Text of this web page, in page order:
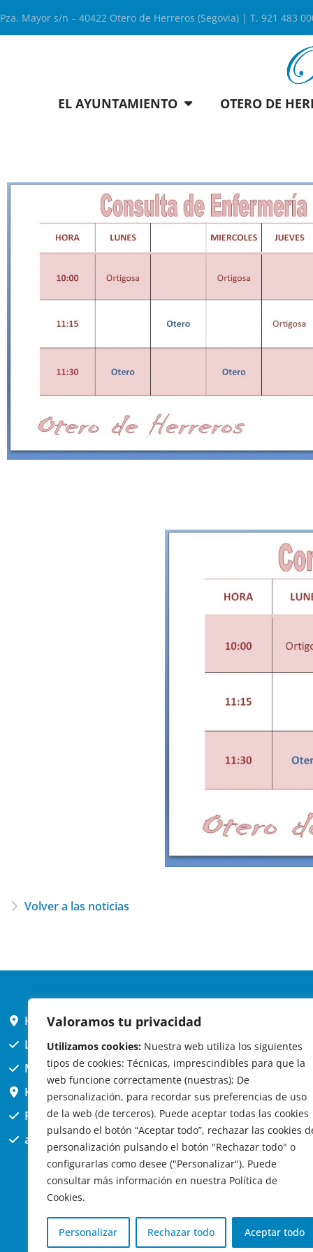
Valoramos tu privacidad
Utilizamos cookies: Nuestra web utiliza los siguientes
tipos de cookies: Técnicas, imprescindibles para que la
web funcione correctamente (nuestras); De
personalización, para recordar sus preferencias de uso
de la web (de terceros). Puede aceptar todas las cookies
pulsando el botón “Aceptar todo”, rechazar las cookies
personalización pulsando el botón "Rechazar todo" o
configurarlas como desee ("Personalizar"). Puede
consultar más información en nuestra Política de
Cookies.
Personalizar Rechazar todo Aceptar todo
Pza. Mayor s/n – 40422 Otero de Herreros (Segovia) | T. 921 483
EL AYUNTAMIENTO OTERO DE
Volver a las noticias
HORARIO AYUNTAMIENTO
L,X,J,V 9 a 14h
MARTES cerrado atención presencial
HORARIO ARQUITECTO
Presencial jueves 12h a 14:30
att. telefónica jueves 10 a 14:30h.